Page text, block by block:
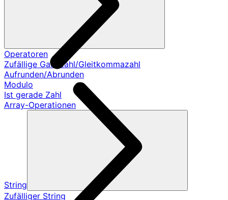
Operatoren
Zufällige Ganzzahl/Gleitkommazahl
Aufrunden/Abrunden
Modulo
Ist gerade Zahl
Array-Operationen
String
Zufälliger String